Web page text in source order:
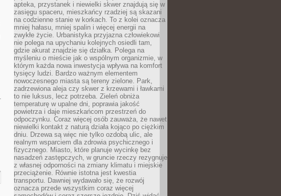
apteka, przystanek i niewielki skwer znajdują się w
zasięgu spaceru, mieszkańcy rzadziej są skazani
na codzienne stanie w korkach. To z kolei oznacza
mniej hałasu, mniej spalin i więcej energii na
zwykłe życie. Urbanistyka przyjazna człowiekowi
nie polega na upychaniu kolejnych osiedli tam,
gdzie akurat znajdzie się działka. Polega na
myśleniu o mieście jak o wspólnym organizmie, w
którym każda nowa inwestycja wpływa na komfort
tysięcy ludzi. Bardzo ważnym elementem
nowoczesnego miasta są tereny zielone. Park,
zadrzewiona aleja czy skwer z krzewami i ławkami
to nie luksus, lecz potrzeba. Zieleń obniża
temperaturę w upalne dni, poprawia jakość
powietrza i daje mieszkańcom przestrzeń do
odpoczynku. Coraz więcej osób zauważa, że nawet
niewielki kontakt z naturą działa kojąco po ciężkim
dniu. Drzewa są więc nie tylko ozdobą ulic, ale
realnym wsparciem dla zdrowia psychicznego i
fizycznego. Miasto, które planuje wycinkę bez
nasadzeń zastępczych, w gruncie rzeczy rezygnuje
z własnej odporności na zmiany klimatu i miejskie
przeciążenie. Równie istotna jest kwestia
transportu. Dawniej wydawało się, że rozwój
oznacza przede wszystkim coraz więcej